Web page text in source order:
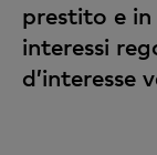
prestito e
interessi
d’interesse